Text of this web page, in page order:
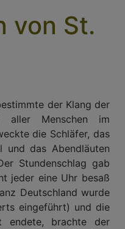
von St.
der Klang der
aller Menschen im
die Schläfer, das
und das Abendläuten
Stundenschlag gab
jeder eine Uhr besaß
Deutschland wurde
eingeführt) und die
endete, brachte der